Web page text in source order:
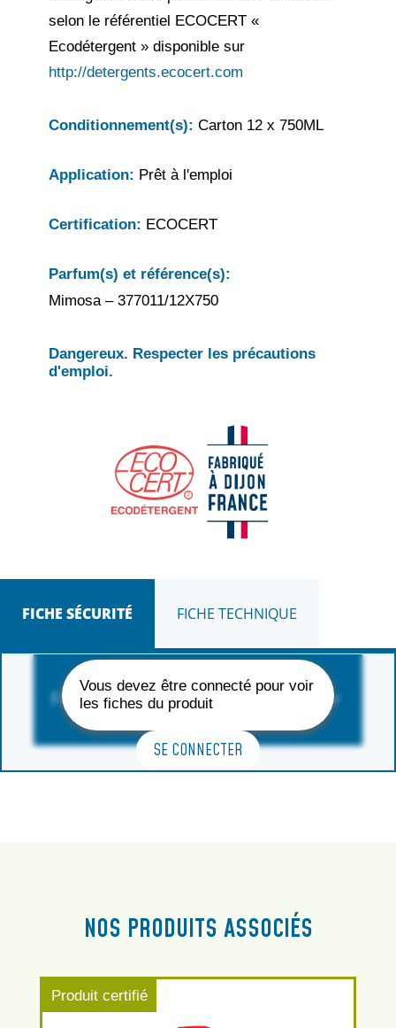
selon le référentiel ECOCERT «
Ecodétergent » disponible sur
http://detergents.ecocert.com
Conditionnement(s): Carton 12 x 750ML
Application: Prêt à l'emploi
Certification: ECOCERT
Parfum(s) et référence(s):
Mimosa – 377011/12X750
Dangereux. Respecter les précautions
d'emploi.
FICHE SÉCURITÉ FICHE TECHNIQUE
FORMAT DISPONIBLE
Vous devez être connecté pour voir
les fiches du produit
SE CONNECTER
NOS PRODUITS ASSOCIÉS
Produit certifié